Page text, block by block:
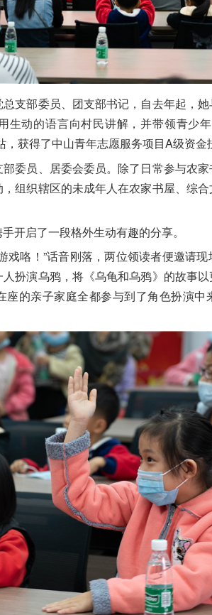
支部委员、团支部书记，自去年起，
生动的语言向村民讲解，并带领青少
获得了中山青年志愿服务项目A级资金
委员、居委会委员。除了日常参与农
组织辖区的未成年人在农家书屋、综
开启了一段格外生动有趣的分享。
戏咯！”话音刚落，两位领读者便邀请
扮演乌鸦，将《乌龟和乌鸦》的故事
座的亲子家庭全都参与到了角色扮演中